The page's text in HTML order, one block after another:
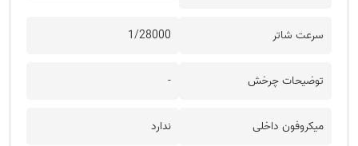
سرعت شاتر 1/28000
توضیحات چرخش -
میکروفون داخلی ندارد